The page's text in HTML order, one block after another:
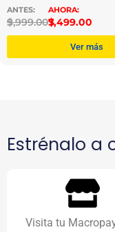
$
9,999.00$
7,499.00
Ver más
Estrénalo a
Visita tu